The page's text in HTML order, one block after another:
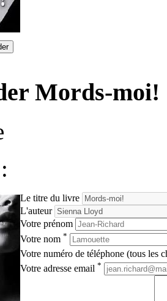
Mords-moi!
Le titre du livre
L'auteur
Votre prénom
Votre nom *
Votre numéro de téléphone (tous les
Votre adresse email *